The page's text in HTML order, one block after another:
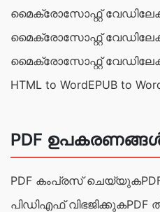
മൈക്രോസോഫ്റ്റ്
മൈക്രോസോഫ്റ്റ്
മൈക്രോസോഫ്റ്റ്
HTML to WordEPUB to
PDF
PDF കംപ്രസ് ചെയ്യുക
പിഡിഎഫ് വിഭജിക്കുകPDF